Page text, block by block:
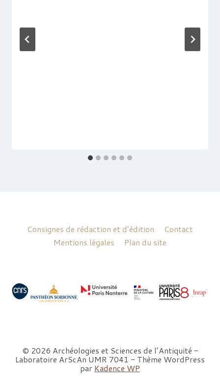
Consignes de rédaction et d’édition
Contact
Mentions légales
Plan du site
© 2026 Archéologies et Sciences de l’Antiquité -
Laboratoire ArScAn UMR 7041 - Thème WordPress
par Kadence WP